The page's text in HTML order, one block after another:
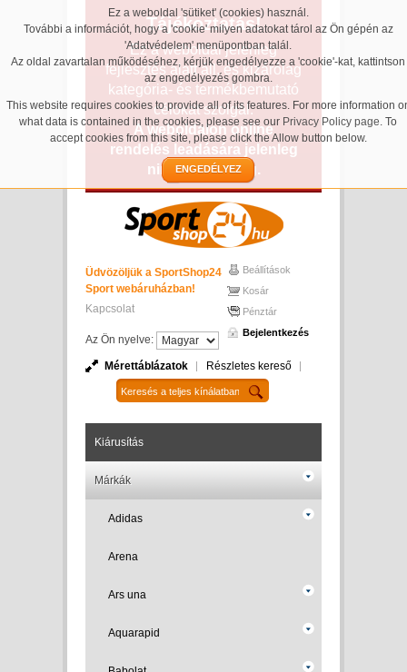
Ez a weboldal 'sütiket' (cookies) használ.
További a információt, hogy a 'cookie' milyen adatokat tárol az Ön gépén az
'Adatvédelem' menüpontban talál.
Az oldal zavartalan működéséhez, kérjük engedélyezze a 'cookie'-kat, kattintson
az engedélyezés gombra.
This website requires cookies to provide all of its features. For more information
what data is contained in the cookies, please see our Privacy Policy page. To
accept cookies from this site, please click the Allow button below.
ENGEDÉLYEZ
Tájékoztatás!
Ez a weboldal jelenleg
fejlesztés alatt áll, és kizárólag
kategória- és termékbemutató
célokat szolgál.
A weboldalon online
rendelés leadására jelenleg
nincs lehetőség.
Üdvözöljük a SportShop24
Sport webáruházban!
Kapcsolat
Az Ön nyelve:
Beállítások
Kosár
Pénztár
Bejelentkezés
Mérettáblázatok Részletes kereső
Kiárusítás
Márkák
Adidas
Arena
Ars una
Aquarapid